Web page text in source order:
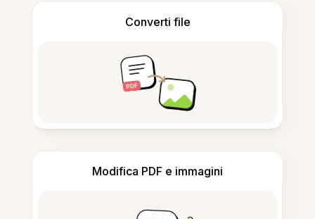
Converti file
Modifica PDF e immagini